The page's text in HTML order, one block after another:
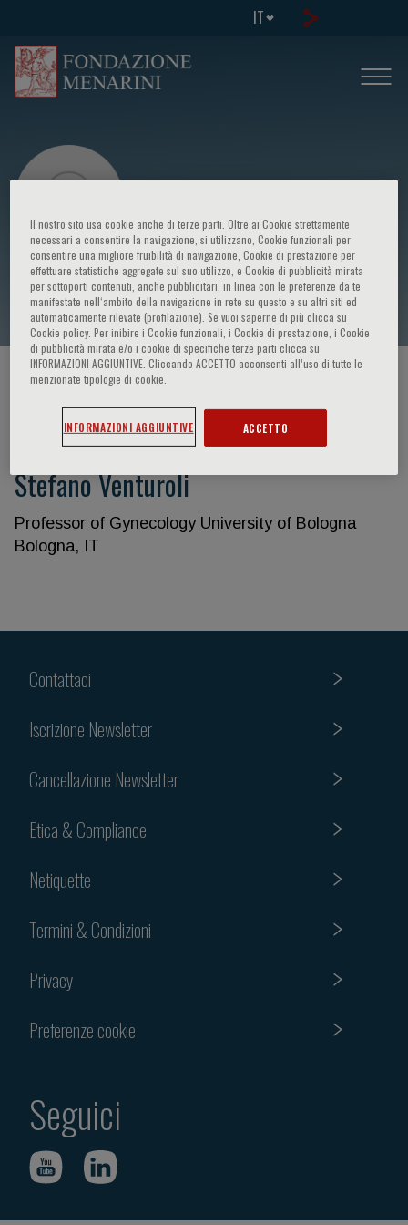
IT
Stefano Venturoli
HOME PAGE / CORSI ED EVENTI
Stefano Venturoli
Professor of Gynecology University of Bologna
Bologna, IT
Contattaci
Iscrizione Newsletter
Cancellazione Newsletter
Etica & Compliance
Netiquette
Termini & Condizioni
Privacy
Preferenze cookie
Seguici
Il nostro sito usa cookie anche di terze parti. Oltre ai Cookie strettamente
necessari a consentire la navigazione, si utilizzano, Cookie funzionali per
consentire una migliore fruibilità di navigazione, Cookie di prestazione per
effettuare statistiche aggregate sul suo utilizzo, e Cookie di pubblicità mirata
per sottoporti contenuti, anche pubblicitari, in linea con le preferenze da te
manifestate nell‘ambito della navigazione in rete su questo e su altri siti ed
automaticamente rilevate (profilazione). Se vuoi saperne di più clicca su
Cookie policy. Per inibire i Cookie funzionali, i Cookie di prestazione, i Cookie
di pubblicità mirata e/o i cookie di specifiche terze parti clicca su
INFORMAZIONI AGGIUNTIVE. Cliccando ACCETTO acconsenti all’uso di tutte le
menzionate tipologie di cookie.
INFORMAZIONI AGGIUNTIVE ACCETTO